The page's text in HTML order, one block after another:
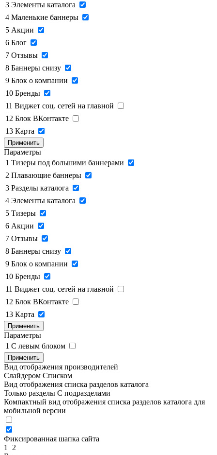
3 Элементы каталога
4 Маленькие баннеры
5 Акции
6 Блог
7 Отзывы
8 Баннеры снизу
9 Блок о компании
10 Бренды
11 Виджет соц. сетей на главной
12 Блок ВКонтакте
13 Карта
Применить
Параметры
1 Тизеры под большими баннерами
2 Плавающие баннеры
3 Разделы каталога
4 Элементы каталога
5 Тизеры
6 Акции
7 Отзывы
8 Баннеры снизу
9 Блок о компании
10 Бренды
11 Виджет соц. сетей на главной
12 Блок ВКонтакте
13 Карта
Применить
Параметры
1 C левым блоком
Применить
Вид отображения производителей
Слайдером Списком
Вид отображения списка разделов каталога
Только разделы С подразделами
Компактный вид отображения списка разделов каталога для
мобильной версии
Фиксированная шапка сайта
1
2